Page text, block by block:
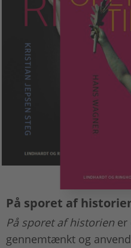
På sporet af
På sporet af historien er
gennemtænkt og